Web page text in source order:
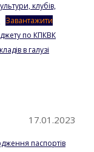
клубів,
Завантажити
по КПКВК
в галузі
17.01.2023
паспортів